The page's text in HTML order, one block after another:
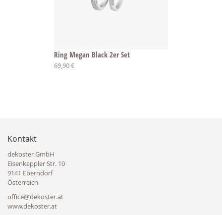
Ring Megan Black 2er Set
Ab
69,90 €
Kontakt
dekoster GmbH
Eisenkappler Str. 10
9141 Eberndorf
Österreich
office@dekoster.at
www.dekoster.at